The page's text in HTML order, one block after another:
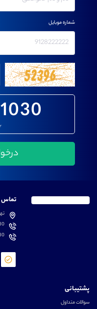
شماره موبایل
تماس
پشتیبانی
سوالات متداول